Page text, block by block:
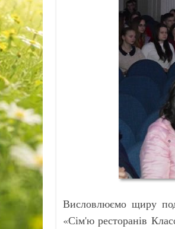
Висловлюємо щиру
«Сім'ю ресторанів